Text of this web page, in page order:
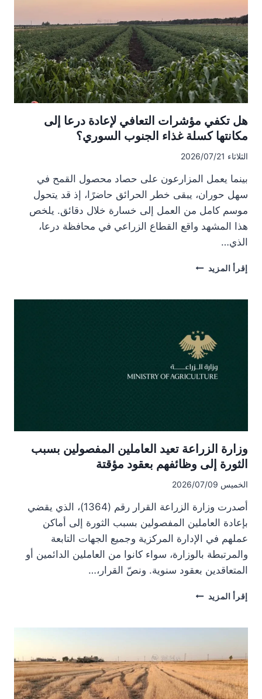
الحبوب:
المصارف
هي
الجهة
المسؤولة
عن
صرف
الأقماح
للفلاحين
هل تكفي مؤشرات التعافي لإعادة درعا إلى
مكانتها كسلة غذاء الجنوب السوري؟
الثلاثاء 2026/07/21
بينما يعمل المزارعون على حصاد محصول القمح في
سهل حوران، يبقى خطر الحرائق حاضرًا، إذ قد يتحول
موسم كامل من العمل إلى خسارة خلال دقائق. يلخص
هذا المشهد واقع القطاع الزراعي في محافظة درعا،
الذي…
إقرأ المزيد هل
التعافي
إلى
مكانتها
كسلة
غذاء
وزارة الزراعة تعيد العاملين المفصولين بسبب
الثورة إلى وظائفهم بعقود مؤقتة
الخميس 2026/07/09
أصدرت وزارة الزراعة القرار رقم (1364)، الذي يقضي
بإعادة العاملين المفصولين بسبب الثورة إلى أماكن
عملهم في الإدارة المركزية وجميع الجهات التابعة
والمرتبطة بالوزارة، سواء كانوا من العاملين الدائمين أو
المتعاقدين بعقود سنوية. ونصّ القرار،…
إقرأ المزيد وزارة
العاملين
بسبب
الثورة
إلى
وظائفهم